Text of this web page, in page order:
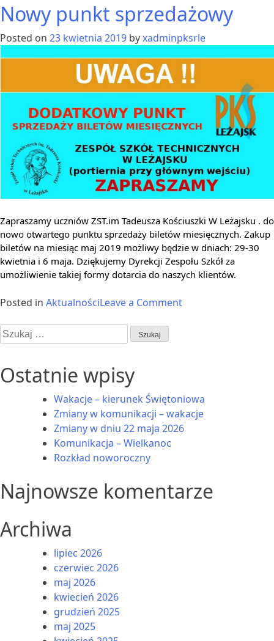
w
organizacji
komunikacji
Nowy punkt sprzedażowy
Posted on 23 kwietnia 2019 byxadminpksrle
Zapraszamy uczniów ZST.im Tadeusza Kościuszki W Leżajsku . do
nowo otwartego punktu sprzedaży biletów miesięcznych. Zakup
biletów na miesiąc maj 2019 możliwy będzie w dniach: 29-30
kwietnia i 6 maja. Dziękujemy Dyrekcji Zespołu Szkół za
umożliwienie takiej formy dotarcia do naszych klientów.
Posted in AktualnościLeave a Commenton
Szukaj:
Ostatnie wpisy
Wakacje – kierunek Świętoniowa
Zmiany w komunikacji – wakacje
Zmiany w dniu 22 maja 2026
Komunikacja – Wielkanoc
Rozkład noworoczny
Najnowsze komentarze
Archiwa
lipiec 2026
czerwiec 2026
maj 2026
kwiecień 2026
grudzień 2025
maj 2025